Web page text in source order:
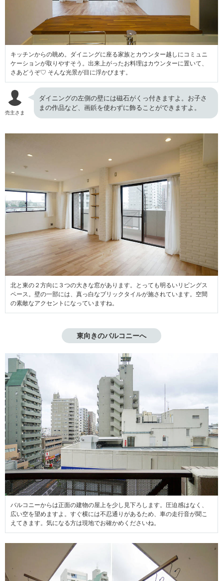
キッチンからの眺め。ダイニングに座る家族とカウンター越しにコミュニ
ケーションが取りやすそう。出来上がったお料理はカウンターに置いて、
さあどうぞ♡ そんな光景が目に浮かびます。
売主さま
ダイニングの左側の壁には磁石がくっ付きますよ。お子さ
まの作品など、画鋲を使わずに飾ることができますよ。
北と東の２方向に３つの大きな窓があります。とっても明るいリビングス
ペース。壁の一部には、真っ白なブリックタイルが施されています。空間
の素敵なアクセントになっていますね。
東向きのバルコニーへ
バルコニーからは正面の建物の屋上を少し見下ろします。圧迫感はなく、
広い空を望めますよ。すぐ横には不忍通りがあるため、車の走行音が聞こ
えてきます。気になる方は現地でお確かめくださいね。